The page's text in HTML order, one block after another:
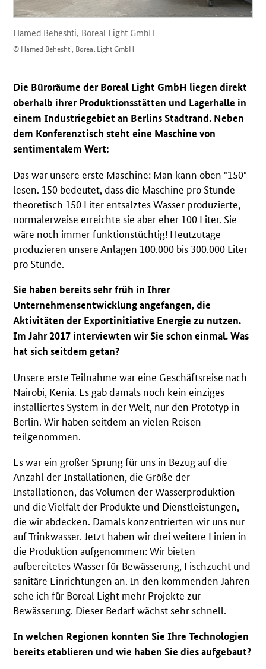
Hamed Beheshti, Boreal Light GmbH
© Hamed Beheshti, Boreal Light GmbH
Die Büroräume der Boreal Light GmbH liegen direkt
oberhalb ihrer Produktionsstätten und Lagerhalle in
einem Industriegebiet an Berlins Stadtrand. Neben
dem Konferenztisch steht eine Maschine von
sentimentalem Wert:
Das war unsere erste Maschine: Man kann oben "150"
lesen. 150 bedeutet, dass die Maschine pro Stunde
theoretisch 150 Liter entsalztes Wasser produzierte,
normalerweise erreichte sie aber eher 100 Liter. Sie
wäre noch immer funktionstüchtig! Heutzutage
produzieren unsere Anlagen 100.000 bis 300.000 Liter
pro Stunde.
Sie haben bereits sehr früh in Ihrer
Unternehmensentwicklung angefangen, die
Aktivitäten der Exportinitiative Energie zu nutzen.
Im Jahr 2017 interviewten wir Sie schon einmal. Was
hat sich seitdem getan?
Unsere erste Teilnahme war eine Geschäftsreise nach
Nairobi, Kenia. Es gab damals noch kein einziges
installiertes System in der Welt, nur den Prototyp in
Berlin. Wir haben seitdem an vielen Reisen
teilgenommen.
Es war ein großer Sprung für uns in Bezug auf die
Anzahl der Installationen, die Größe der
Installationen, das Volumen der Wasserproduktion
und die Vielfalt der Produkte und Dienstleistungen,
die wir abdecken. Damals konzentrierten wir uns nur
auf Trinkwasser. Jetzt haben wir drei weitere Linien in
die Produktion aufgenommen: Wir bieten
aufbereitetes Wasser für Bewässerung, Fischzucht und
sanitäre Einrichtungen an. In den kommenden Jahren
sehe ich für Boreal Light mehr Projekte zur
Bewässerung. Dieser Bedarf wächst sehr schnell.
In welchen Regionen konnten Sie Ihre Technologien
bereits etablieren und wie haben Sie dies aufgebaut?